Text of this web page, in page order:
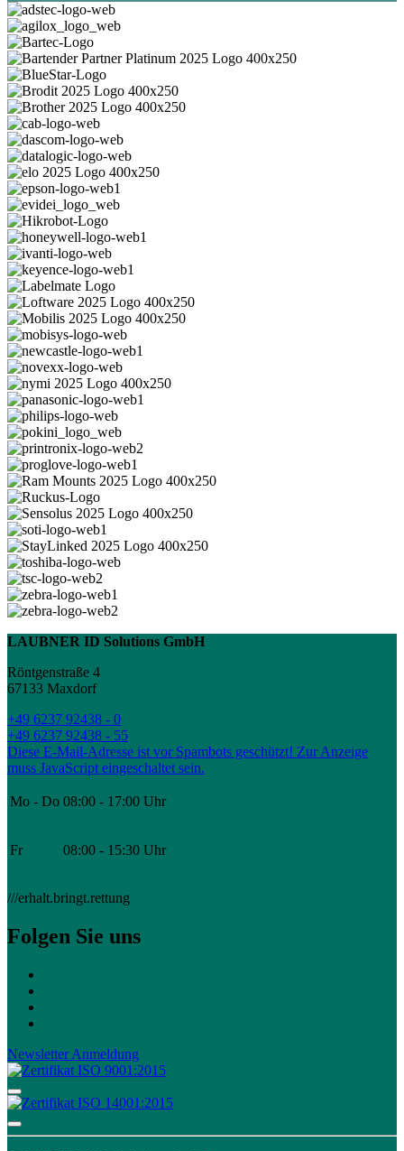
LAUBNER ID Solutions GmbH
Röntgenstraße 4
67133 Maxdorf
+49 6237 92438 - 0
+49 6237 92438 - 55
Diese E-Mail-Adresse ist vor Spambots geschützt! Zur Anzeige
muss JavaScript eingeschaltet sein.
Mo - Do 08:00 - 17:00 Uhr
Fr 08:00 - 15:30 Uhr
///erhalt.bringt.rettung
Folgen Sie uns
Newsletter Anmeldung